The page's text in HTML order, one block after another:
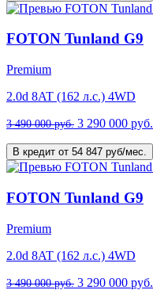
FOTON Tunland G9
Premium
2.0d 8AT (162 л.с.) 4WD
3 490 000 руб. 3 290 000 руб.
В кредит от 54 847 руб/мес.
FOTON Tunland G9
Premium
2.0d 8AT (162 л.с.) 4WD
3 490 000 руб. 3 290 000 руб.